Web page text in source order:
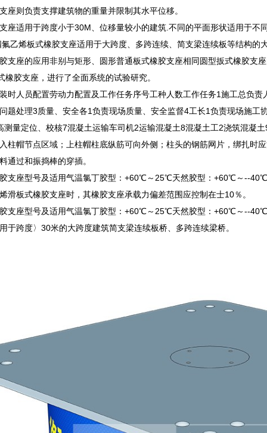
座则负责支撑建筑物的重量并限制其水平位移。
座适用于跨度小于30M、位移量较小的建筑.不同的平面形状适用于
乙烯板式橡胶支座适用于大跨度、多跨连续、简支梁连续板等结构
支座的应用非别与矩形、圆形普通板式橡胶支座相同圆型扳式橡胶支
橡胶支座，进行了全面系统的试验研究。
时人员配置劳动力配置及工作任务序号工种人数工作任务1施工总负
题处理3质量、安全各1负责现场质量、安全监督4工长1负责现场施
测量定位、校核7混凝土运输车司机2运输混凝土8混凝土工2浇筑混凝
柱帽节点区域；上柱帽柱底纵筋可向外侧；柱头的钢筋网片，绑扎时
通过和振捣棒的穿插。
支座型号及适用气温氯丁胶型：+60℃～25℃天然胶型：+60℃～--
滑板式橡胶支座时，其橡胶支座承载力偏差范围应控制在士10％。
支座型号及适用气温氯丁胶型：+60℃～25℃天然胶型：+60℃～--
于跨度〉30米的大跨度建筑简支梁连续板桥、多跨连续梁桥。